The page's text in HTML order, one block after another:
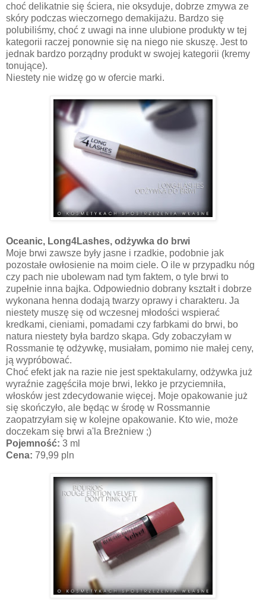
choć delikatnie się ściera, nie oksyduje, dobrze zmywa ze
skóry podczas wieczornego demakijażu. Bardzo się
polubiliśmy, choć z uwagi na inne ulubione produkty w tej
kategorii raczej ponownie się na niego nie skuszę. Jest to
jednak bardzo porządny produkt w swojej kategorii (kremy
tonujące).
Niestety nie widzę go w ofercie marki.
Oceanic, Long4Lashes, odżywka do brwi
Moje brwi zawsze były jasne i rzadkie, podobnie jak
pozostałe owłosienie na moim ciele. O ile w przypadku nóg
czy pach nie ubolewam nad tym faktem, o tyle brwi to
zupełnie inna bajka. Odpowiednio dobrany kształt i dobrze
wykonana henna dodają twarzy oprawy i charakteru. Ja
niestety muszę się od wczesnej młodości wspierać
kredkami, cieniami, pomadami czy farbkami do brwi, bo
natura niestety była bardzo skąpa. Gdy zobaczyłam w
Rossmanie tę odżywkę, musiałam, pomimo nie małej ceny,
ją wypróbować.
Choć efekt jak na razie nie jest spektakularny, odżywka już
wyraźnie zagęściła moje brwi, lekko je przyciemniła,
włosków jest zdecydowanie więcej. Moje opakowanie już
się skończyło, ale będąc w środę w Rossmannie
zaopatrzyłam się w kolejne opakowanie. Kto wie, może
doczekam się brwi a'la Breżniew ;)
Pojemność: 3 ml
Cena: 79,99 pln